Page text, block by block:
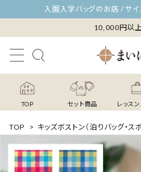
入園入学バッグのお店 / サイ
10,000円以
TOP セット商品 レッス
TOP > キッズボストン（泊りバッグ・ス